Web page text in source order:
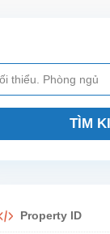
TÌM
Property ID